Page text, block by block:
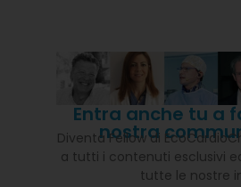
Entra anche tu a
nostra
Diventa Fellow di
a tutti i contenuti esclusivi
tutte le nostre